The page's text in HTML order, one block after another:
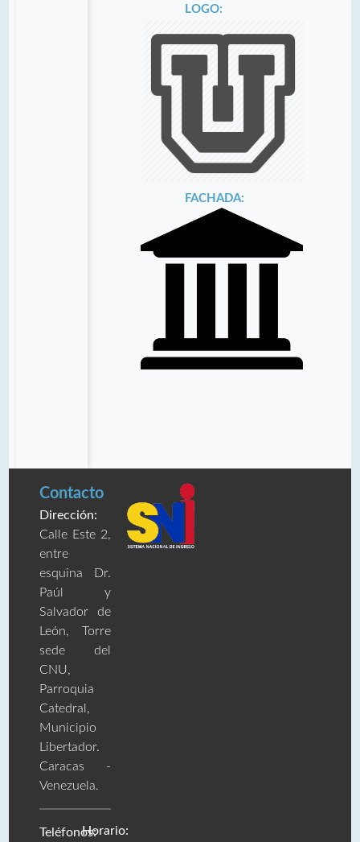
LOGO:
FACHADA:
Contacto
Dirección:
Calle Este 2,
entre
esquina Dr.
Paúl y
Salvador de
León, Torre
sede del
CNU,
Parroquia
Catedral,
Municipio
Libertador.
Caracas -
Venezuela.
Teléfonos:Horario: